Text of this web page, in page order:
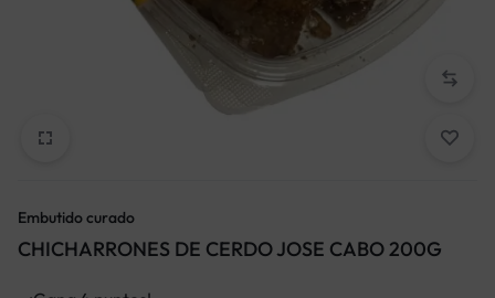
Embutido curado
CHICHARRONES DE CERDO JOSE CABO 200G